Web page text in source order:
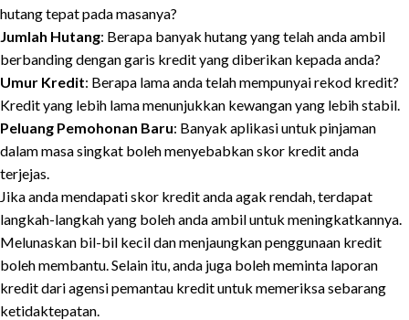
hutang tepat pada masanya?
Jumlah Hutang: Berapa banyak hutang yang telah anda ambil
berbanding dengan garis kredit yang diberikan kepada anda?
Umur Kredit: Berapa lama anda telah mempunyai rekod kredit?
Kredit yang lebih lama menunjukkan kewangan yang lebih stabil.
Peluang Pemohonan Baru: Banyak aplikasi untuk pinjaman
dalam masa singkat boleh menyebabkan skor kredit anda
terjejas.
Jika anda mendapati skor kredit anda agak rendah, terdapat
langkah-langkah yang boleh anda ambil untuk meningkatkannya.
Melunaskan bil-bil kecil dan menjaungkan penggunaan kredit
boleh membantu. Selain itu, anda juga boleh meminta laporan
kredit dari agensi pemantau kredit untuk memeriksa sebarang
ketidaktepatan.